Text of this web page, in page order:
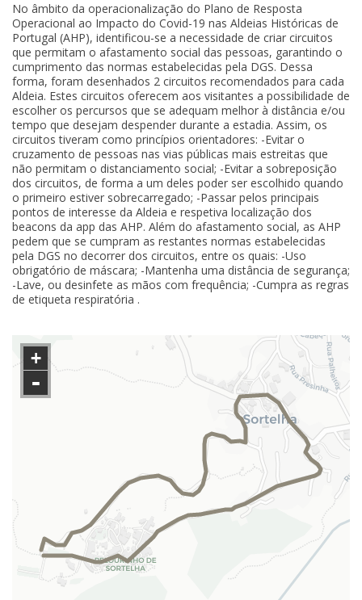
No âmbito da operacionalização do Plano de Resposta
Operacional ao Impacto do Covid-19 nas Aldeias Históricas de
Portugal (AHP), identificou-se a necessidade de criar circuitos
que permitam o afastamento social das pessoas, garantindo o
cumprimento das normas estabelecidas pela DGS. Dessa
forma, foram desenhados 2 circuitos recomendados para cada
Aldeia. Estes circuitos oferecem aos visitantes a possibilidade de
escolher os percursos que se adequam melhor à distância e/ou
tempo que desejam despender durante a estadia. Assim, os
circuitos tiveram como princípios orientadores: -Evitar o
cruzamento de pessoas nas vias públicas mais estreitas que
não permitam o distanciamento social; -Evitar a sobreposição
dos circuitos, de forma a um deles poder ser escolhido quando
o primeiro estiver sobrecarregado; -Passar pelos principais
pontos de interesse da Aldeia e respetiva localização dos
beacons da app das AHP. Além do afastamento social, as AHP
pedem que se cumpram as restantes normas estabelecidas
pela DGS no decorrer dos circuitos, entre os quais: -Uso
obrigatório de máscara; -Mantenha uma distância de segurança;
-Lave, ou desinfete as mãos com frequência; -Cumpra as regras
de etiqueta respiratória .
+
-